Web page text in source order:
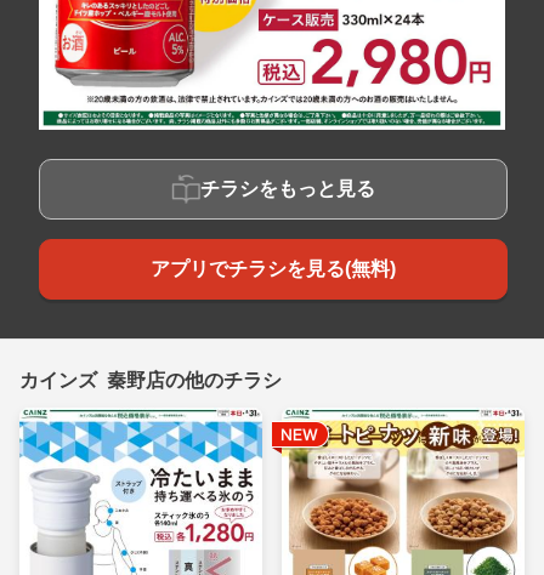
チラシをもっと見る
アプリでチラシを見る(無料)
カインズ 秦野店の他のチラシ